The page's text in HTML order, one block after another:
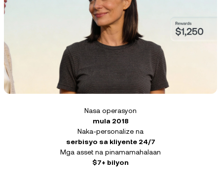
Pribadong Kliyente
Loyalty Program
USDC 0%
Polkadot DOT
XRP XRP 0.71%
EURC
Nasa operasyon
mula 2018
Naka-personalize na
serbisyo sa kliyente 24/7
Mga asset na pinamamahalaan
$7+ bilyon